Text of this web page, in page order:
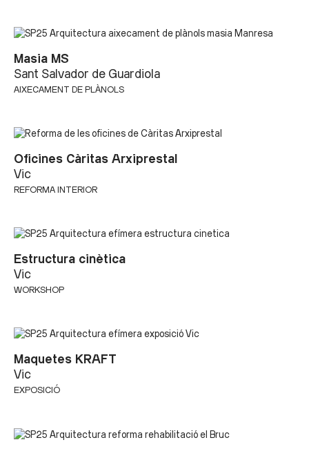
Masia MS
Sant Salvador de Guardiola
AIXECAMENT DE PLÀNOLS
Oficines Càritas Arxiprestal
Vic
REFORMA INTERIOR
Estructura cinètica
Vic
WORKSHOP
Maquetes KRAFT
Vic
EXPOSICIÓ